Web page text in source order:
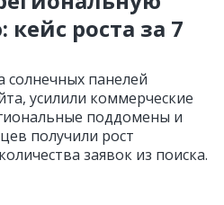
кейс роста за 7
солнечных панелей
усилили коммерческие
поддомены и
получили рост
заявок из поиска.